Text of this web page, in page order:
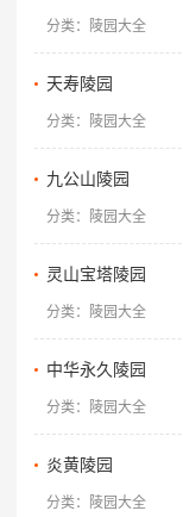
分类：陵园大全
天寿陵园
分类：陵园大全
九公山陵园
分类：陵园大全
灵山宝塔陵园
分类：陵园大全
中华永久陵园
分类：陵园大全
炎黄陵园
分类：陵园大全